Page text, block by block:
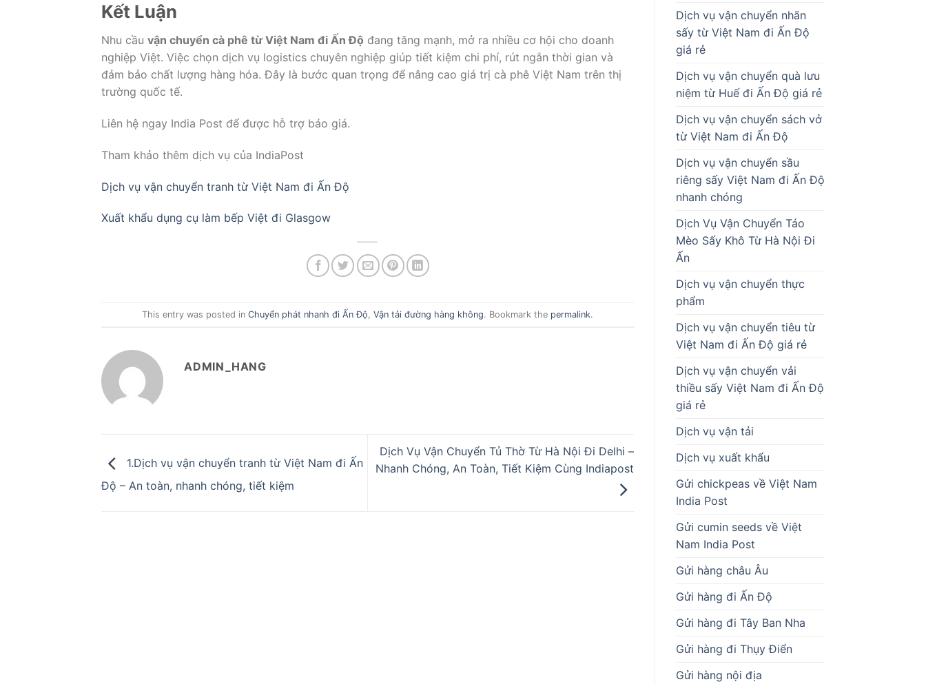
Kết Luận
Nhu cầu vận chuyển cà phê từ Việt Nam đi Ấn Độ đang tăng mạnh, mở ra nhiều cơ hội cho doanh
nghiệp Việt. Việc chọn dịch vụ logistics chuyên nghiệp giúp tiết kiệm chi phí, rút ngắn thời gian và
đảm bảo chất lượng hàng hóa. Đây là bước quan trọng để nâng cao giá trị cà phê Việt Nam trên thị
trường quốc tế.
Liên hệ ngay India Post để được hỗ trợ báo giá.
Tham khảo thêm dịch vụ của IndiaPost
Dịch vụ vận chuyển tranh từ Việt Nam đi Ấn Độ
Xuất khẩu dụng cụ làm bếp Việt đi Glasgow
This entry was posted in Chuyển phát nhanh đi Ấn Độ Vận tải đường hàng không. Bookmark the permalink.
ADMIN_HANG
1.Dịch vụ vận chuyển tranh từ Việt Nam đi Ấn
Độ – An toàn, nhanh chóng, tiết kiệm
Dịch Vụ Vận Chuyển Tủ Thờ Từ Hà Nội Đi Delhi –
Nhanh Chóng, An Toàn, Tiết Kiệm Cùng Indiapost
Dịch vụ vận chuyển nhãn
sấy từ Việt Nam đi Ấn Độ
giá rẻ
Dịch vụ vận chuyển quà lưu
niệm từ Huế đi Ấn Độ giá rẻ
Dịch vụ vận chuyển sách vở
từ Việt Nam đi Ấn Độ
Dịch vụ vận chuyển sầu
riêng sấy Việt Nam đi Ấn Độ
nhanh chóng
Dịch Vụ Vận Chuyển Táo
Mèo Sấy Khô Từ Hà Nội Đi
Ấn
Dịch vụ vận chuyển thực
phẩm
Dịch vụ vận chuyển tiêu từ
Việt Nam đi Ấn Độ giá rẻ
Dịch vụ vận chuyển vải
thiều sấy Việt Nam đi Ấn Độ
giá rẻ
Dịch vụ vận tải
Dịch vụ xuất khẩu
Gửi chickpeas về Việt Nam
India Post
Gửi cumin seeds về Việt
Nam India Post
Gửi hàng châu Âu
Gửi hàng đi Ấn Độ
Gửi hàng đi Tây Ban Nha
Gửi hàng đi Thụy Điển
Gửi hàng nội địa